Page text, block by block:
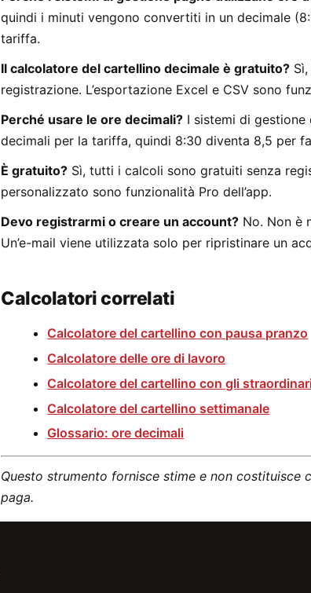
quindi i minuti vengono convertiti in un decimale
tariffa.
Il calcolatore del cartellino decimale è gratuito?
registrazione. L’esportazione Excel e CSV sono
Perché usare le ore decimali? I sistemi di
decimali per la tariffa, quindi 8:30 diventa 8,5 per
È gratuito? Sì, tutti i calcoli sono gratuiti senza
personalizzato sono funzionalità Pro dell’app.
Devo registrarmi o creare un account? No. Non è
Un’e-mail viene utilizzata solo per ripristinare un
Calcolatori correlati
Calcolatore del cartellino con pausa pranzo
Calcolatore delle ore di lavoro
Calcolatore del cartellino con gli
Calcolatore del cartellino settimanale
Glossario: ore decimali
Questo strumento fornisce stime e non costituisce
paga.